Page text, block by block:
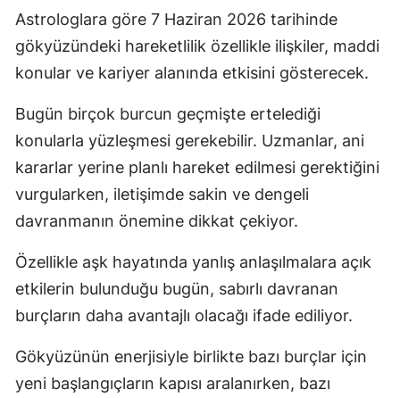
Astrologlara göre 7 Haziran 2026 tarihinde
gökyüzündeki hareketlilik özellikle ilişkiler, maddi
konular ve kariyer alanında etkisini gösterecek.
Bugün birçok burcun geçmişte ertelediği
konularla yüzleşmesi gerekebilir. Uzmanlar, ani
kararlar yerine planlı hareket edilmesi gerektiğini
vurgularken, iletişimde sakin ve dengeli
davranmanın önemine dikkat çekiyor.
Özellikle aşk hayatında yanlış anlaşılmalara açık
etkilerin bulunduğu bugün, sabırlı davranan
burçların daha avantajlı olacağı ifade ediliyor.
Gökyüzünün enerjisiyle birlikte bazı burçlar için
yeni başlangıçların kapısı aralanırken, bazı